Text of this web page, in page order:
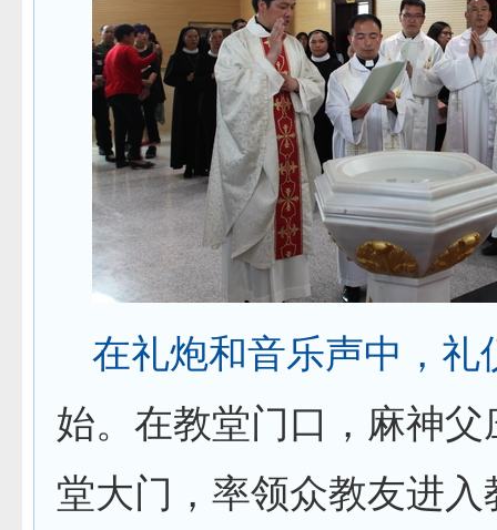
在礼炮和音乐声中，礼
始。在教堂门口，麻神
堂大门，率领众教友进